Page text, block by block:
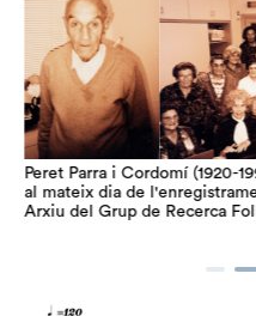
Peret Parra i Cordomí (1920-
al mateix dia de
Arxiu del Grup de Recerca